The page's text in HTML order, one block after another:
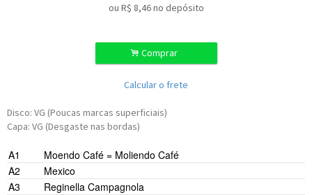
ou R$ 8,46no depósito
. Comprar
Calcular o frete
Disco: VG (Poucas marcas superficiais)
Capa: VG (Desgaste nas bordas)
A1
Moendo Café = Moliendo Café
A2
Mexico
A3
Reginella Campagnola